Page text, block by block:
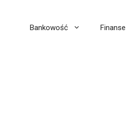
Bankowość Finanse